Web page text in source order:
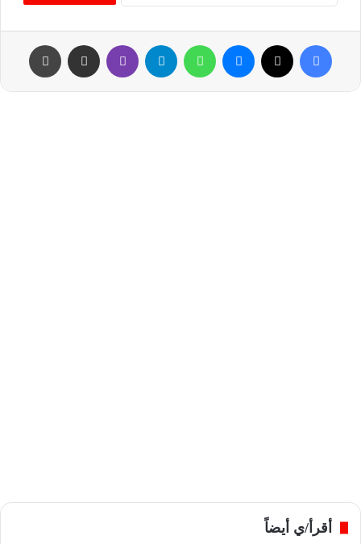
فيسبوك ماسنجر واتساب تيلقرام ڤايبر مشاركة عبر البريد
أقرأ/ي أيضاً